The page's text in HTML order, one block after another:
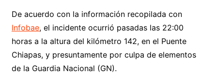
De acuerdo con la información recopilada con
Infobae, el incidente ocurrió pasadas las 22:00
horas a la altura del kilómetro 142, en el Puente
Chiapas, y presuntamente por culpa de elementos
de la Guardia Nacional (GN).